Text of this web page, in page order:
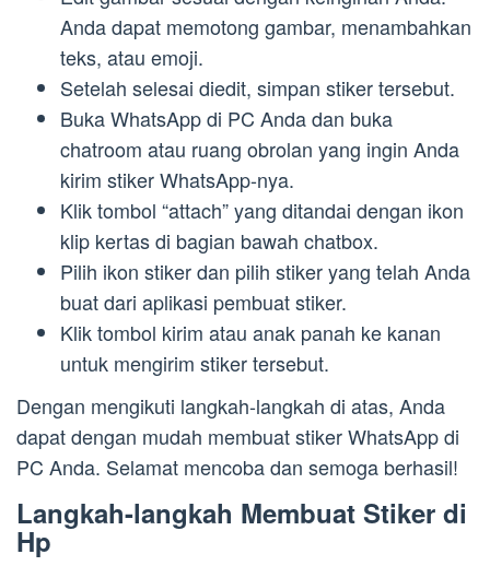
Anda dapat memotong gambar, menambahkan
teks, atau emoji.
Setelah selesai diedit, simpan stiker tersebut.
Buka WhatsApp di PC Anda dan buka
chatroom atau ruang obrolan yang ingin Anda
kirim stiker WhatsApp-nya.
Klik tombol “attach” yang ditandai dengan ikon
klip kertas di bagian bawah chatbox.
Pilih ikon stiker dan pilih stiker yang telah Anda
buat dari aplikasi pembuat stiker.
Klik tombol kirim atau anak panah ke kanan
untuk mengirim stiker tersebut.
Dengan mengikuti langkah-langkah di atas, Anda
dapat dengan mudah membuat stiker WhatsApp di
PC Anda. Selamat mencoba dan semoga berhasil!
Langkah-langkah Membuat Stiker di
Hp